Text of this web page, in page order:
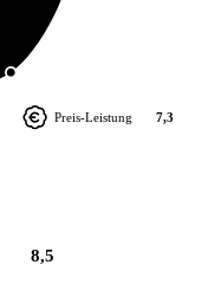
Preis-Leistung 7,3
8,5